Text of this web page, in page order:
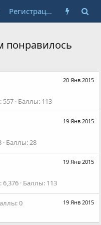
Регистрация
понравилось
20 Янв 2015
557 Баллы 113
19 Янв 2015
Баллы 28
19 Янв 2015
6,376 Баллы 113
19 Янв 2015
0